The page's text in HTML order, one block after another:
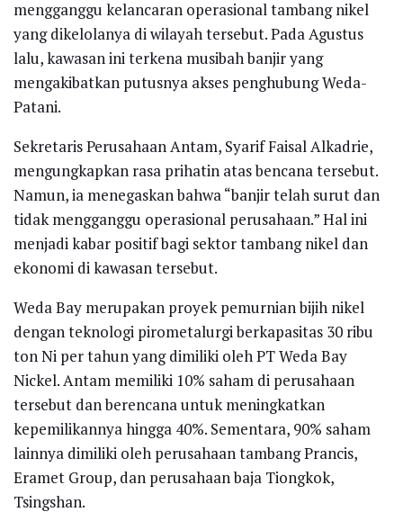
mengganggu kelancaran operasional tambang nikel
yang dikelolanya di wilayah tersebut. Pada Agustus
lalu, kawasan ini terkena musibah banjir yang
mengakibatkan putusnya akses penghubung Weda-
Patani.
Sekretaris Perusahaan Antam, Syarif Faisal Alkadrie,
mengungkapkan rasa prihatin atas bencana tersebut.
Namun, ia menegaskan bahwa “banjir telah surut dan
tidak mengganggu operasional perusahaan.” Hal ini
menjadi kabar positif bagi sektor tambang nikel dan
ekonomi di kawasan tersebut.
Weda Bay merupakan proyek pemurnian bijih nikel
dengan teknologi pirometalurgi berkapasitas 30 ribu
ton Ni per tahun yang dimiliki oleh PT Weda Bay
Nickel. Antam memiliki 10% saham di perusahaan
tersebut dan berencana untuk meningkatkan
kepemilikannya hingga 40%. Sementara, 90% saham
lainnya dimiliki oleh perusahaan tambang Prancis,
Eramet Group, dan perusahaan baja Tiongkok,
Tsingshan.